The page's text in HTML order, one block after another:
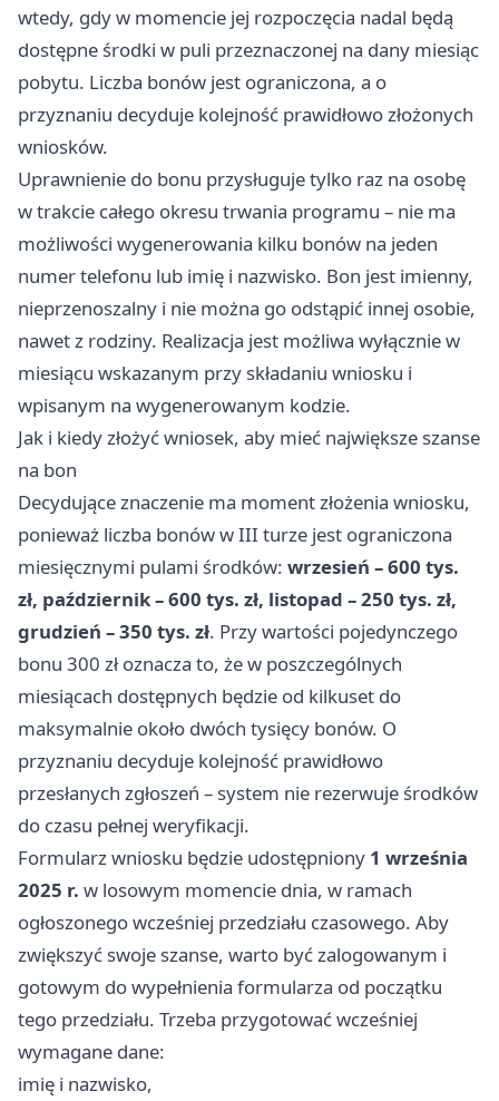
wtedy, gdy w momencie jej rozpoczęcia nadal będą
dostępne środki w puli przeznaczonej na dany miesiąc
pobytu. Liczba bonów jest ograniczona, a o
przyznaniu decyduje kolejność prawidłowo złożonych
wniosków.
Uprawnienie do bonu przysługuje tylko raz na osobę
w trakcie całego okresu trwania programu – nie ma
możliwości wygenerowania kilku bonów na jeden
numer telefonu lub imię i nazwisko. Bon jest imienny,
nieprzenoszalny i nie można go odstąpić innej osobie,
nawet z rodziny. Realizacja jest możliwa wyłącznie w
miesiącu wskazanym przy składaniu wniosku i
wpisanym na wygenerowanym kodzie.
Jak i kiedy złożyć wniosek, aby mieć największe szanse
na bon
Decydujące znaczenie ma moment złożenia wniosku,
ponieważ liczba bonów w III turze jest ograniczona
miesięcznymi pulami środków: wrzesień – 600 tys.
zł, październik – 600 tys. zł, listopad – 250 tys. zł,
grudzień – 350 tys. zł. Przy wartości pojedynczego
bonu 300 zł oznacza to, że w poszczególnych
miesiącach dostępnych będzie od kilkuset do
maksymalnie około dwóch tysięcy bonów. O
przyznaniu decyduje kolejność prawidłowo
przesłanych zgłoszeń – system nie rezerwuje środków
do czasu pełnej weryfikacji.
Formularz wniosku będzie udostępniony 1 września
2025 r. w losowym momencie dnia, w ramach
ogłoszonego wcześniej przedziału czasowego. Aby
zwiększyć swoje szanse, warto być zalogowanym i
gotowym do wypełnienia formularza od początku
tego przedziału. Trzeba przygotować wcześniej
wymagane dane:
imię i nazwisko,